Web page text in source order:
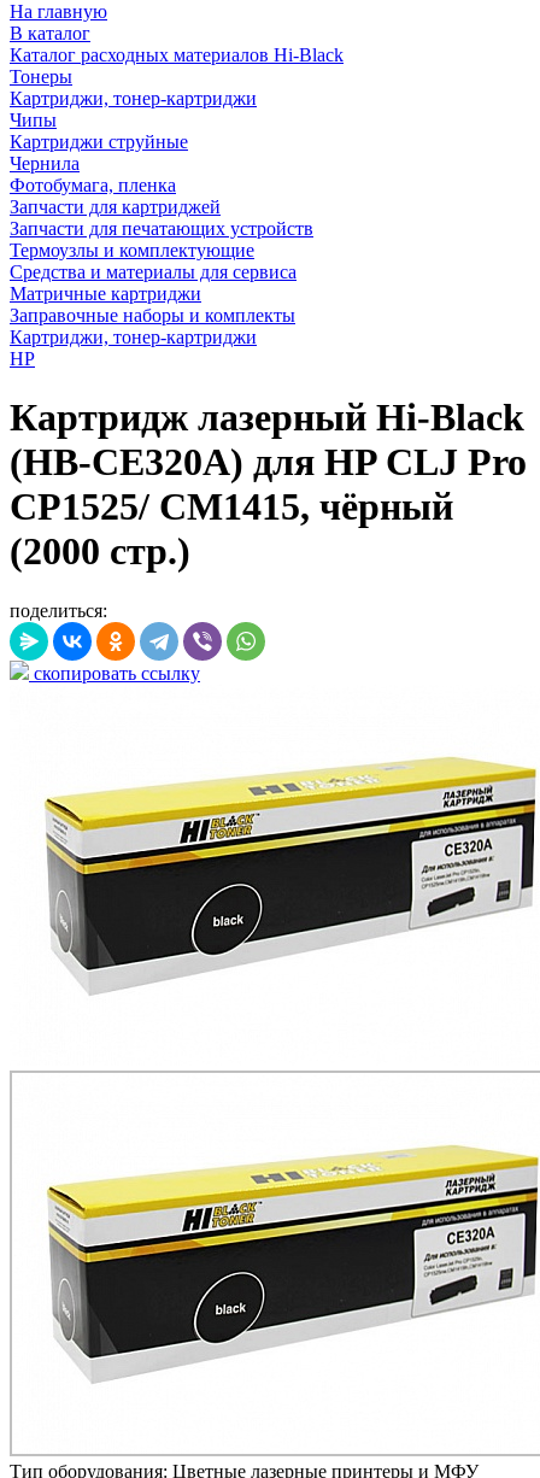
На главную
В каталог
Каталог расходных материалов Hi-Black
Тонеры
Картриджи, тонер-картриджи
Чипы
Картриджи струйные
Чернила
Фотобумага, пленка
Запчасти для картриджей
Запчасти для печатающих устройств
Термоузлы и комплектующие
Средства и материалы для сервиса
Матричные картриджи
Заправочные наборы и комплекты
Картриджи, тонер-картриджи
HP
Картридж лазерный Hi-Black
(HB-CE320A) для HP CLJ Pro
CP1525/ CM1415, чёрный
(2000 стр.)
поделиться:
скопировать ссылку
Тип оборудования: Цветные лазерные принтеры и МФУ